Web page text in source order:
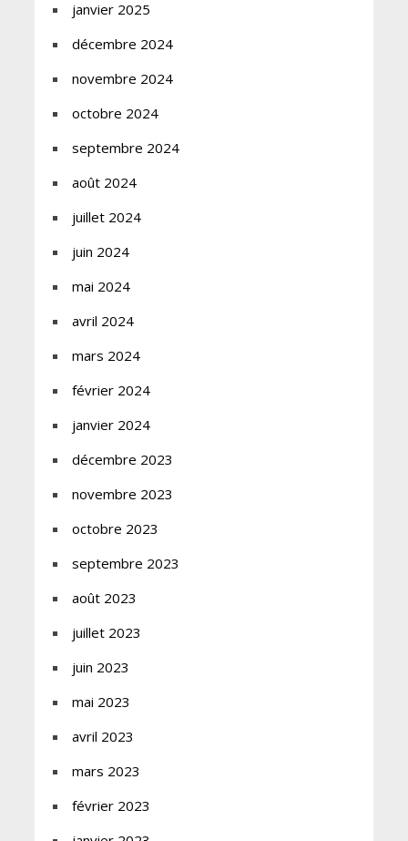
janvier 2025
décembre 2024
novembre 2024
octobre 2024
septembre 2024
août 2024
juillet 2024
juin 2024
mai 2024
avril 2024
mars 2024
février 2024
janvier 2024
décembre 2023
novembre 2023
octobre 2023
septembre 2023
août 2023
juillet 2023
juin 2023
mai 2023
avril 2023
mars 2023
février 2023